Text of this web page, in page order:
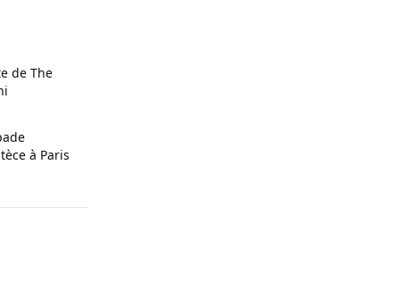
de The
à Paris